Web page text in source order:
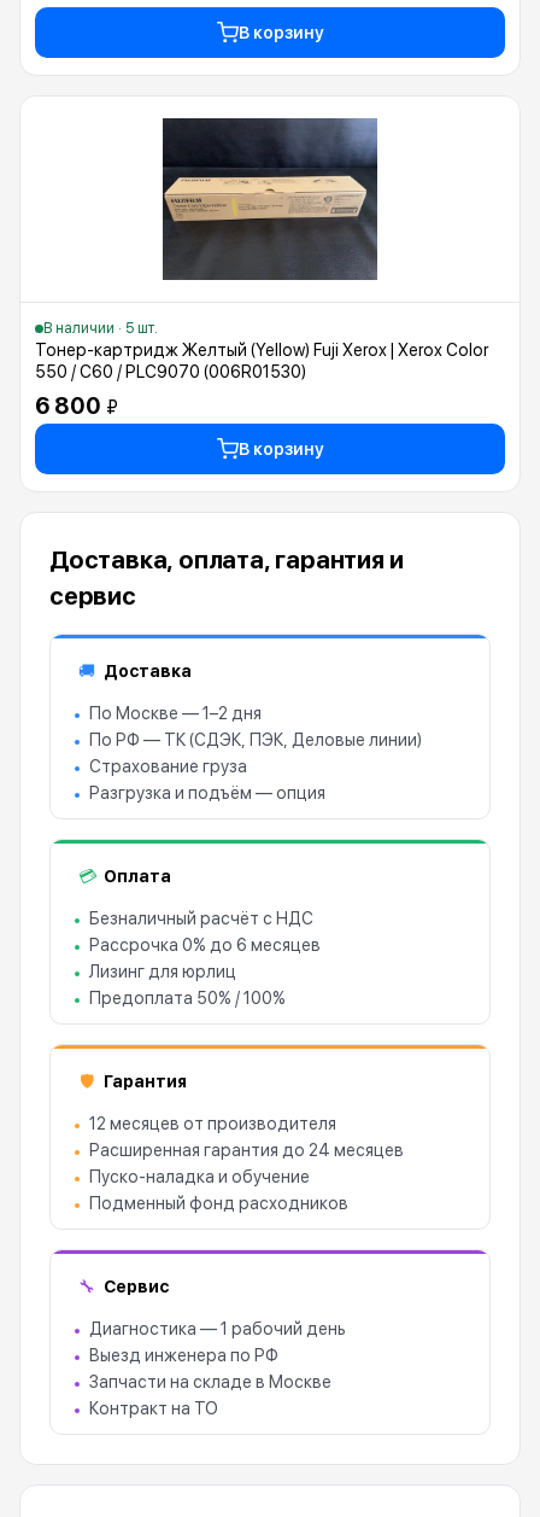
В корзину
В наличии · 5 шт.
Тонер-картридж Желтый (Yellow) Fuji Xerox | Xerox Color
550 / C60 / PLC9070 (006R01530)
6 800 ₽
В корзину
Доставка, оплата, гарантия и
сервис
🚚 Доставка
По Москве — 1–2 дня
По РФ — ТК (СДЭК, ПЭК, Деловые линии)
Страхование груза
Разгрузка и подъём — опция
💳 Оплата
Безналичный расчёт с НДС
Рассрочка 0% до 6 месяцев
Лизинг для юрлиц
Предоплата 50% / 100%
🛡 Гарантия
12 месяцев от производителя
Расширенная гарантия до 24 месяцев
Пуско-наладка и обучение
Подменный фонд расходников
🔧 Сервис
Диагностика — 1 рабочий день
Выезд инженера по РФ
Запчасти на складе в Москве
Контракт на ТО